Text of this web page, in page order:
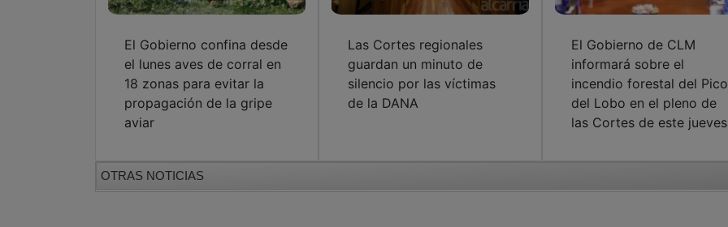
El Gobierno confina desde
el lunes aves de corral en
18 zonas para evitar la
propagación de la gripe
aviar
Las Cortes regionales
guardan un minuto de
silencio por las víctimas
de la DANA
El Gobierno de CLM
informará sobre el
incendio forestal del Pico
del Lobo en el pleno de
las Cortes de este jueves
OTRAS NOTICIAS